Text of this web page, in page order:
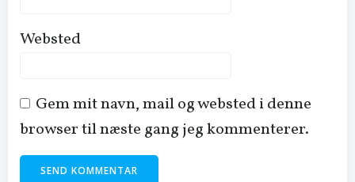
Websted
Gem mit navn, mail og websted i denne
browser til næste gang jeg kommenterer.